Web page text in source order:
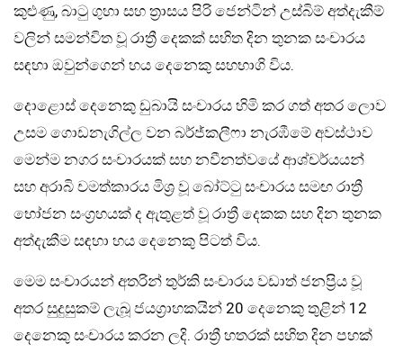
කුළුණු, බාටු ගුහා සහ ත්‍රාසය පිරි ජෙන්ටින් උස්බිම් අත්දැකීම්
වලින් සමන්විත වූ රාත්‍රී දෙකක් සහිත දින තුනක සංචාරය
සඳහා ඔවුන්ගෙන් හය දෙනෙකු සහභාගි විය.
දොළොස් දෙනෙකු ඩුබායි සංචාරය හිමි කර ගත් අතර ලොව
උසම ගොඩනැගිල්ල වන බර්ජ්කලීෆා නැරඹීමේ අවස්ථාව
මෙන්ම නගර සංචාරයක් සහ නවීනත්වයේ ආශ්චර්යයන්
සහ අරාබි චමත්කාරය මිශ්‍ර වූ බෝට්ටු සංචාරය සමඟ රාත්‍රී
භෝජන සංග්‍රහයක් ද ඇතුළත් වූ රාත්‍රී දෙකක සහ දින තුනක
අත්දැකීම සඳහා හය දෙනෙකු පිටත් විය.
මෙම සංචාරයන් අතරින් තුර්කි සංචාරය වඩාත් ජනප්‍රිය වූ
අතර සුදුසුකම් ලැබූ ජයග්‍රාහකයින් 20 දෙනෙකු තුළින් 12
දෙනෙකු සංචාරය කරන ලදි. රාත්‍රී හතරක් සහිත දින පහක්